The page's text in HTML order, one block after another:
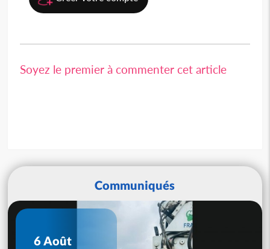
Soyez le premier à commenter cet article
Communiqués
6 Août